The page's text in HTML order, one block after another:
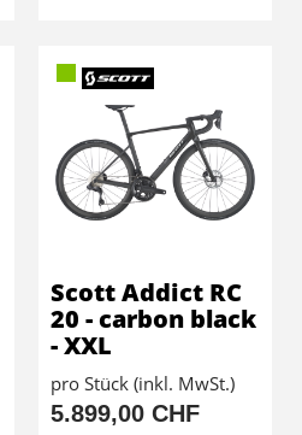
Scott Addict RC
20 - carbon black
- XXL
pro Stück (inkl. MwSt.)
5.899,00 CHF